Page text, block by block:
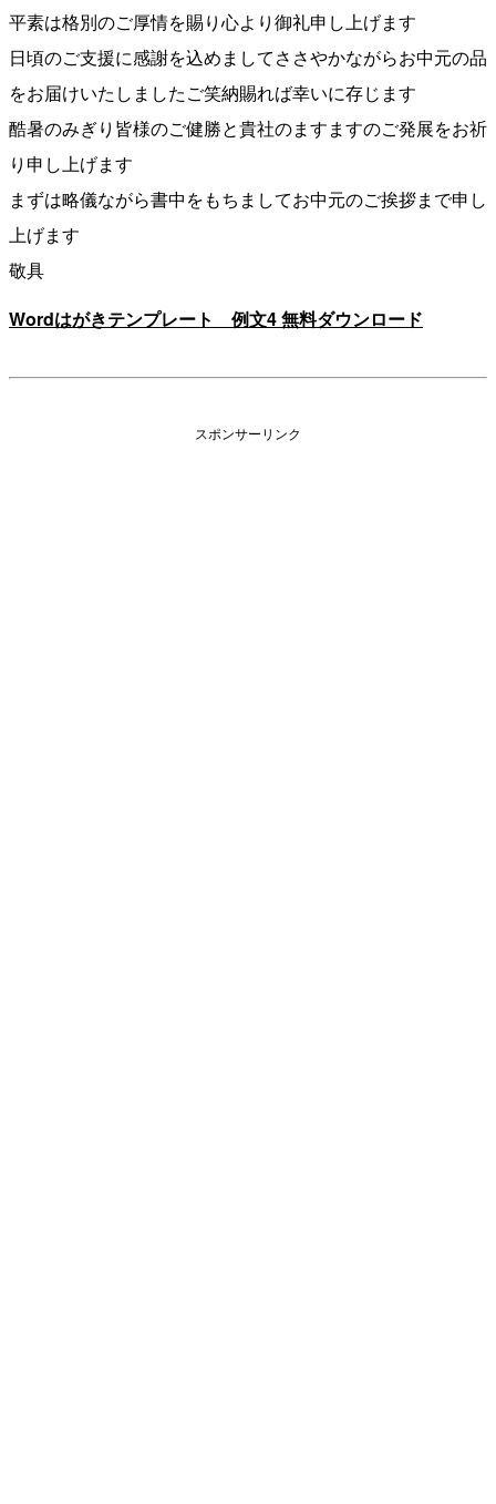
平素は格別のご厚情を賜り心より御礼申し上げます
日頃のご支援に感謝を込めましてささやかながらお中元の品
をお届けいたしましたご笑納賜れば幸いに存じます
酷暑のみぎり皆様のご健勝と貴社のますますのご発展をお祈
り申し上げます
まずは略儀ながら書中をもちましてお中元のご挨拶まで申し
上げます
敬具
Wordはがきテンプレート 例文4 無料ダウンロード
スポンサーリンク